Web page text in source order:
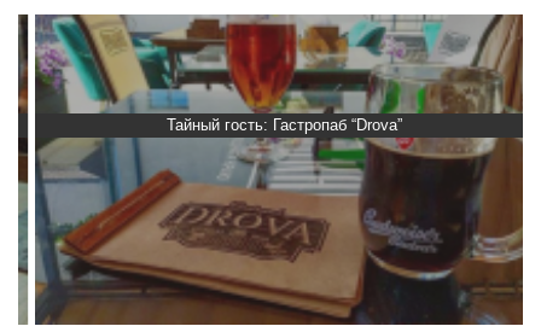
Тайный гость: Гастропаб “Drova”